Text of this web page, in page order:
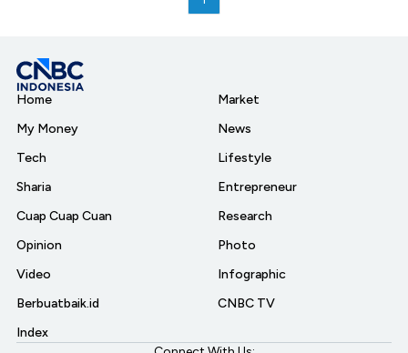
Home
My Money
Tech
Sharia
Cuap Cuap Cuan
Opinion
Video
Berbuatbaik.id
Index
Market
News
Lifestyle
Entrepreneur
Research
Photo
Infographic
CNBC TV